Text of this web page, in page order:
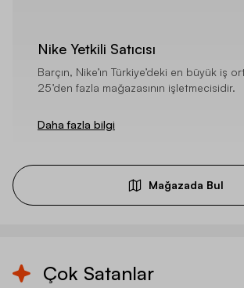
Nike Yetkili Satıcısı
Barçın, Nike’ın Türkiye’deki en büyük iş
25’den fazla mağazasının işletmecisidir.
Daha fazla bilgi
Mağazada Bul
Çok Satanlar